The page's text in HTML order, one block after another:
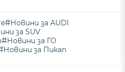
#Новини за AUDI
за SUV
#Новини за ГО
Новини за Пикап